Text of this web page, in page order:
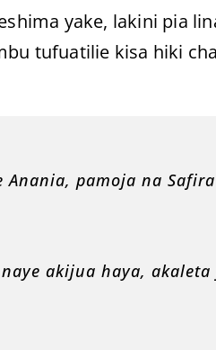
yake, lakini pia
tufuatilie kisa hiki
pamoja na Safira
akijua haya, akaleta